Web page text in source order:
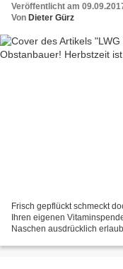
Veröffentlicht am
Von Dieter Gürz
Frisch gepflückt schmeckt
Ihren eigenen
Naschen ausdrücklich